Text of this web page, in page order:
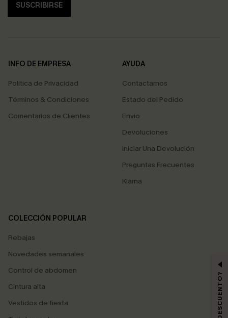
SUSCRIBIRSE
INFO DE EMPRESA
Política de Privacidad
Términos & Condiciones
Comentarios de Clientes
AYUDA
Contactarnos
Estado del Pedido
Envío
Devoluciones
Iniciar Una Devolución
Preguntas Frecuentes
Klarna
COLECCIÓN POPULAR
Rebajas
Novedades semanales
Control de abdomen
Cintura alta
Vestidos de fiesta